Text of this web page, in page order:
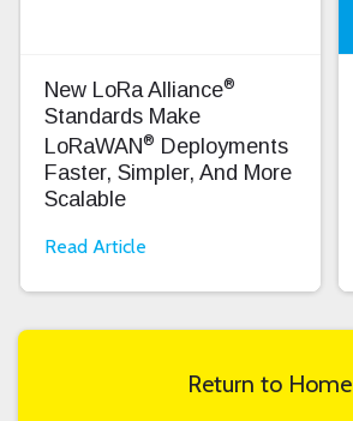
New LoRa Alliance®
Standards Make
LoRaWAN® Deployments
Faster, Simpler, And More
Scalable
Read Article
Return to Home